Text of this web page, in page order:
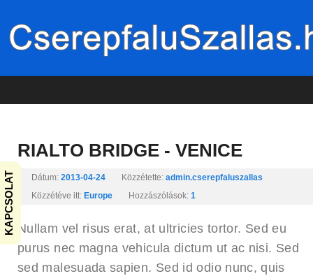
RIALTO BRIDGE - VENICE
Dátum: 2013-04-24 Közzétette: admin.cserepfaluszallas
Közzétéve itt: Europe Hozzászólások: 1
Nullam vel risus erat, at ultricies tortor. Sed eu
purus nec magna vehicula dictum ut ac nisi. Sed
sed malesuada sapien. Sed id odio nunc, quis
KAPCSOLAT